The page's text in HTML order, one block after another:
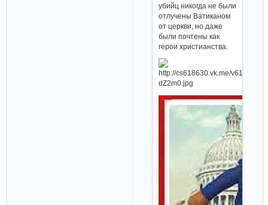
убийц никогда не были
отлучены Ватиканом
от церкви, но даже
были почтены как
герои христианства.